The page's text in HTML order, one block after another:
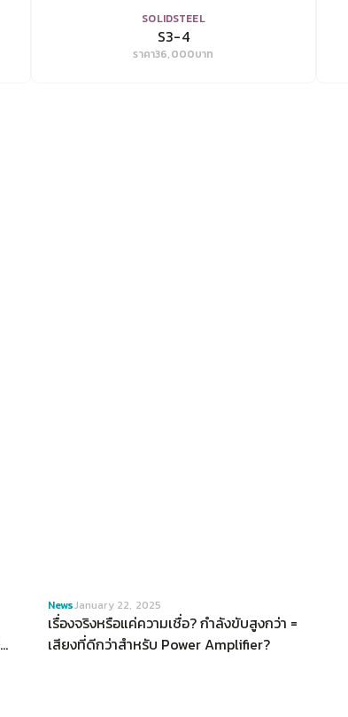
VIEW
SOLIDSTEEL
S3-4
ราคา36,000บาท
NewsJanuary 22, 2025
เรื่องจริงหรือแค่ความเชื่อ? กำลังขับสูงกว่า =
เสียงที่ดีกว่าสำหรับ Power Amplifier?